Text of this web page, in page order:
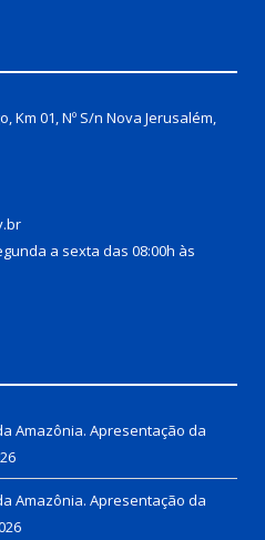
Km 01, Nº S/n Nova Jerusalém,
a sexta das 08:00h às
Amazônia. Apresentação da
Amazônia. Apresentação da